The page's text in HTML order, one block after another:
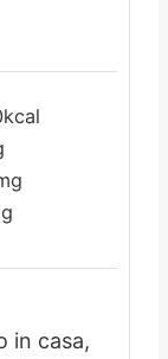
kcal
g
in casa,